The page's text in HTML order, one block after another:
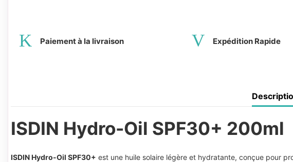
Paiement à la livraison Expédition Rapide
ISDIN Hydro-Oil SPF30+ 200ml
ISDIN Hydro-Oil SPF30+ est une huile solaire légère et hydratante, conçue pour